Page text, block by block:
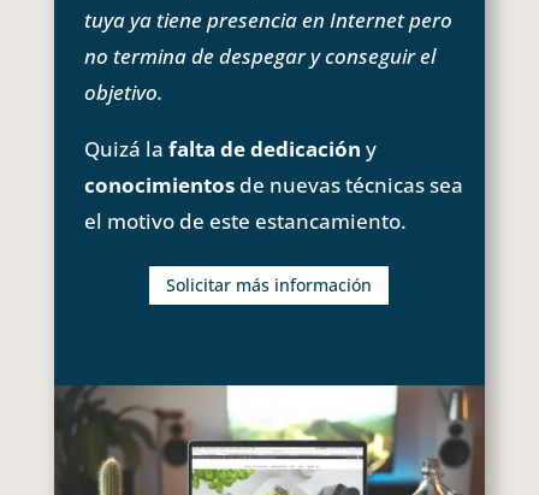
tuya ya tiene presencia en Internet pero
no termina de despegar y conseguir el
objetivo.
Quizá la falta de dedicación y
conocimientosde nuevas técnicas sea
el motivo de este estancamiento.
Solicitar más información